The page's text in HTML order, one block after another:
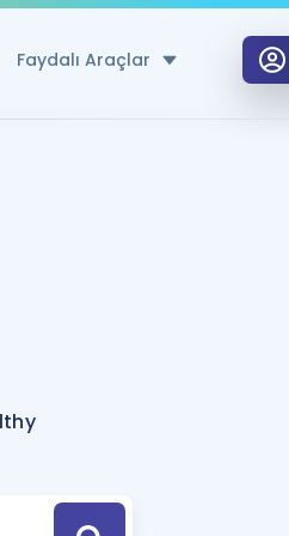
Faydalı Araçlar
Hesaplama Aracı
için Öneriler
Tek Takvimde
Hoca ile seni sınava